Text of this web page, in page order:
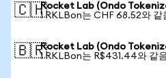
🇨🇭Rocket Lab (Ondo
1 RKLBon는 CHF 68.52와 같
🇧🇷Rocket Lab (Ondo
1 RKLBon는 R$431.44와 같